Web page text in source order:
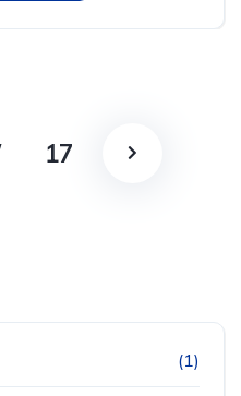
17
(1)